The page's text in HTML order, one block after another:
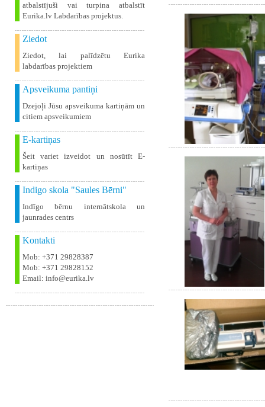
atbalstījuši vai turpina atbalstīt
Eurika.lv Labdarības projektus.
Ziedot
Ziedot, lai palīdzētu Eurika
labdarības projektiem
Apsveikuma pantiņi
Dzejoļi Jūsu apsveikuma kartiņām un
citiem apsveikumiem
E-kartiņas
Šeit variet izveidot un nosūtīt E-
kartiņas
Indigo skola "Saules Bērni"
Indīgo bērnu internātskola un
jaunrades centrs
Kontakti
Mob: +371 29828387
Mob: +371 29828152
Email: info@eurika.lv